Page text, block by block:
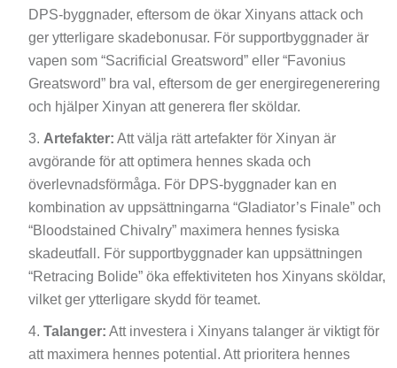
DPS-byggnader, eftersom de ökar Xinyans attack och
ger ytterligare skadebonusar. För supportbyggnader är
vapen som “Sacrificial Greatsword” eller “Favonius
Greatsword” bra val, eftersom de ger energiregenerering
och hjälper Xinyan att generera fler sköldar.
Artefakter: Att välja rätt artefakter för Xinyan är
avgörande för att optimera hennes skada och
överlevnadsförmåga. För DPS-byggnader kan en
kombination av uppsättningarna “Gladiator’s Finale” och
“Bloodstained Chivalry” maximera hennes fysiska
skadeutfall. För supportbyggnader kan uppsättningen
“Retracing Bolide” öka effektiviteten hos Xinyans sköldar,
vilket ger ytterligare skydd för teamet.
Talanger: Att investera i Xinyans talanger är viktigt för
att maximera hennes potential. Att prioritera hennes